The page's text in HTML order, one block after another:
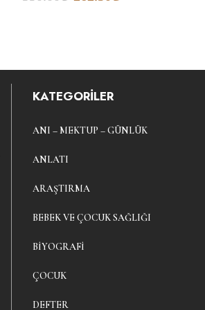
KATEGORİLER
ANI – MEKTUP – GÜNLÜK
ANLATI
ARAŞTIRMA
BEBEK VE ÇOCUK SAĞLIĞI
BIYOGRAFI
ÇOCUK
DEFTER